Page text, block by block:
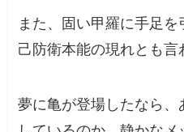
また、固い甲羅に手足
己防衛本能の現れとも言
夢に亀が登場したなら、